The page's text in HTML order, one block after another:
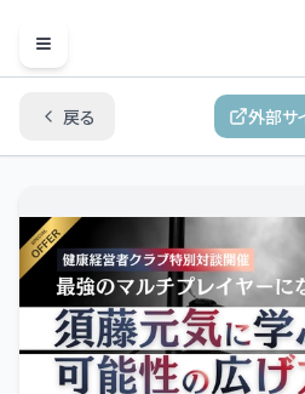
Open menu
戻る 外部サ